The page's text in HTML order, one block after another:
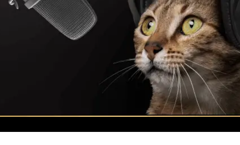
לרשימת המותגים המלאה
דנטלייף לחתול
פרו פלאן מזון ייעודי לחתולים
הכירו את כל מותגי האוכל
לחתולים